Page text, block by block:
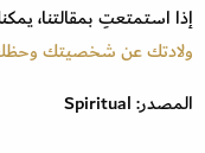
إذا استمتعتِ بمقالتنا،
ولادتك عن شخصيتك وحظك
المصدر: Spiritual